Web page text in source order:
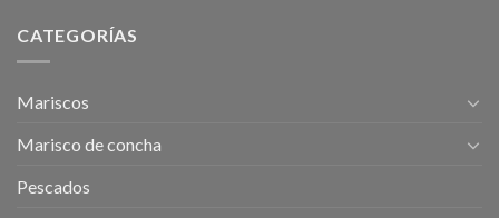
CATEGORÍAS
Mariscos
Marisco de concha
Pescados